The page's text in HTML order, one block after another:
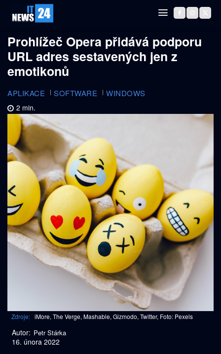
Prohlížeč Opera přidává podporu
URL adres sestavených jen z
emotikonů
APLIKACE SOFTWARE WINDOWS
2 min.
Zdroje: iMore, The Verge, Mashable, Gizmodo, Twitter, Foto: Pexels
Autor: Petr Stárka
16. února 2022